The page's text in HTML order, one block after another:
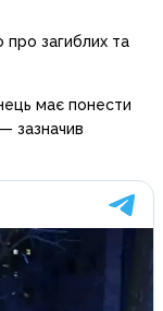
про загиблих та
має понести
зазначив